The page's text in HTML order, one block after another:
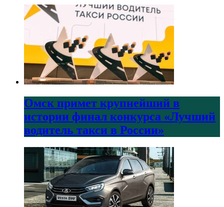
Омск примет крупнейший в
истории финал конкурса «Лучший
водитель такси в России»